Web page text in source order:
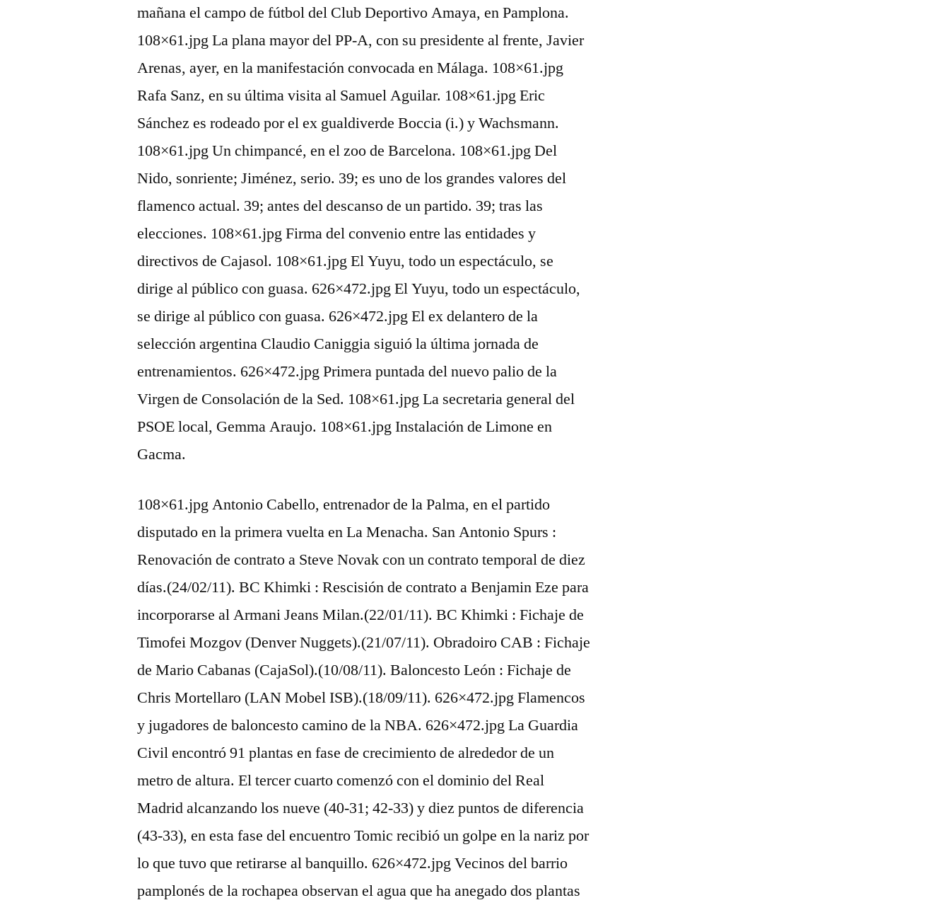
mañana el campo de fútbol del Club Deportivo Amaya, en Pamplona.
108×61.jpg La plana mayor del PP-A, con su presidente al frente, Javier
Arenas, ayer, en la manifestación convocada en Málaga. 108×61.jpg
Rafa Sanz, en su última visita al Samuel Aguilar. 108×61.jpg Eric
Sánchez es rodeado por el ex gualdiverde Boccia (i.) y Wachsmann.
108×61.jpg Un chimpancé, en el zoo de Barcelona. 108×61.jpg Del
Nido, sonriente; Jiménez, serio. 39; es uno de los grandes valores del
flamenco actual. 39; antes del descanso de un partido. 39; tras las
elecciones. 108×61.jpg Firma del convenio entre las entidades y
directivos de Cajasol. 108×61.jpg El Yuyu, todo un espectáculo, se
dirige al público con guasa. 626×472.jpg El Yuyu, todo un espectáculo,
se dirige al público con guasa. 626×472.jpg El ex delantero de la
selección argentina Claudio Caniggia siguió la última jornada de
entrenamientos. 626×472.jpg Primera puntada del nuevo palio de la
Virgen de Consolación de la Sed. 108×61.jpg La secretaria general del
PSOE local, Gemma Araujo. 108×61.jpg Instalación de Limone en
Gacma.
108×61.jpg Antonio Cabello, entrenador de la Palma, en el partido
disputado en la primera vuelta en La Menacha. San Antonio Spurs :
Renovación de contrato a Steve Novak con un contrato temporal de diez
días.(24/02/11). BC Khimki : Rescisión de contrato a Benjamin Eze para
incorporarse al Armani Jeans Milan.(22/01/11). BC Khimki : Fichaje de
Timofei Mozgov (Denver Nuggets).(21/07/11). Obradoiro CAB : Fichaje
de Mario Cabanas (CajaSol).(10/08/11). Baloncesto León : Fichaje de
Chris Mortellaro (LAN Mobel ISB).(18/09/11). 626×472.jpg Flamencos
y jugadores de baloncesto camino de la NBA. 626×472.jpg La Guardia
Civil encontró 91 plantas en fase de crecimiento de alrededor de un
metro de altura. El tercer cuarto comenzó con el dominio del Real
Madrid alcanzando los nueve (40-31; 42-33) y diez puntos de diferencia
(43-33), en esta fase del encuentro Tomic recibió un golpe en la nariz por
lo que tuvo que retirarse al banquillo. 626×472.jpg Vecinos del barrio
pamplonés de la rochapea observan el agua que ha anegado dos plantas